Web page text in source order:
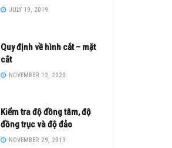
JULY 19, 2019
Quy định về hình cắt – mặt
cắt
NOVEMBER 12, 2020
Kiểm tra độ đồng tâm, độ
đồng trục và độ đảo
NOVEMBER 29, 2019